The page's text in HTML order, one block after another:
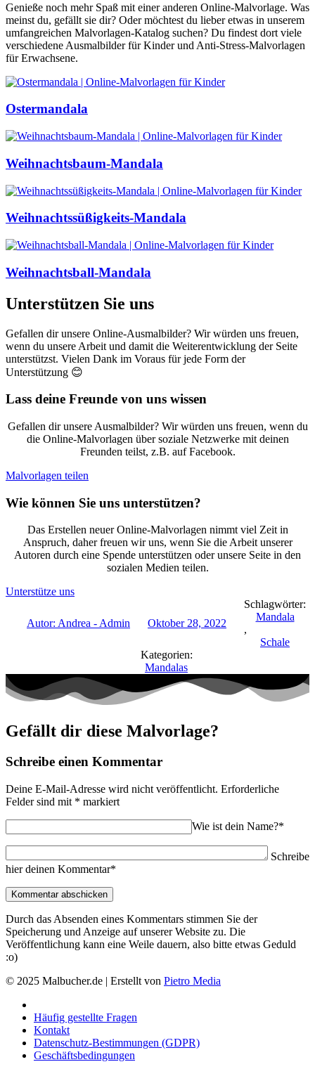
Genieße noch mehr Spaß mit einer anderen Online-Malvorlage. Was
meinst du, gefällt sie dir? Oder möchtest du lieber etwas in unserem
umfangreichen Malvorlagen-Katalog suchen? Du findest dort viele
verschiedene Ausmalbilder für Kinder und Anti-Stress-Malvorlagen
für Erwachsene.
Ostermandala
Weihnachtsbaum-Mandala
Weihnachtssüßigkeits-Mandala
Weihnachtsball-Mandala
Unterstützen Sie uns
Gefallen dir unsere Online-Ausmalbilder? Wir würden uns freuen,
wenn du unsere Arbeit und damit die Weiterentwicklung der Seite
unterstützst. Vielen Dank im Voraus für jede Form der
Unterstützung 😊
Lass deine Freunde von uns wissen
Gefallen dir unsere Ausmalbilder? Wir würden uns freuen, wenn du
die Online-Malvorlagen über soziale Netzwerke mit deinen
Freunden teilst, z.B. auf Facebook.
Malvorlagen teilen
Wie können Sie uns unterstützen?
Das Erstellen neuer Online-Malvorlagen nimmt viel Zeit in
Anspruch, daher freuen wir uns, wenn Sie die Arbeit unserer
Autoren durch eine Spende unterstützen oder unsere Seite in den
sozialen Medien teilen.
Unterstütze uns
Autor: Andrea - Admin Oktober 28, 2022
Schlagwörter:
Mandala
,
Schale
Kategorien:
Mandalas
Gefällt dir diese Malvorlage?
Schreibe einen Kommentar
Deine E-Mail-Adresse wird nicht veröffentlicht. Erforderliche
Felder sind mit * markiert
Wie ist dein Name?*
Schreibe
hier deinen Kommentar*
Durch das Absenden eines Kommentars stimmen Sie der
Speicherung und Anzeige auf unserer Website zu. Die
Veröffentlichung kann eine Weile dauern, also bitte etwas Geduld
:o)
© 2025 Malbucher.de | Erstellt von Pietro Media
Häufig gestellte Fragen
Kontakt
Datenschutz-Bestimmungen (GDPR)
Geschäftsbedingungen